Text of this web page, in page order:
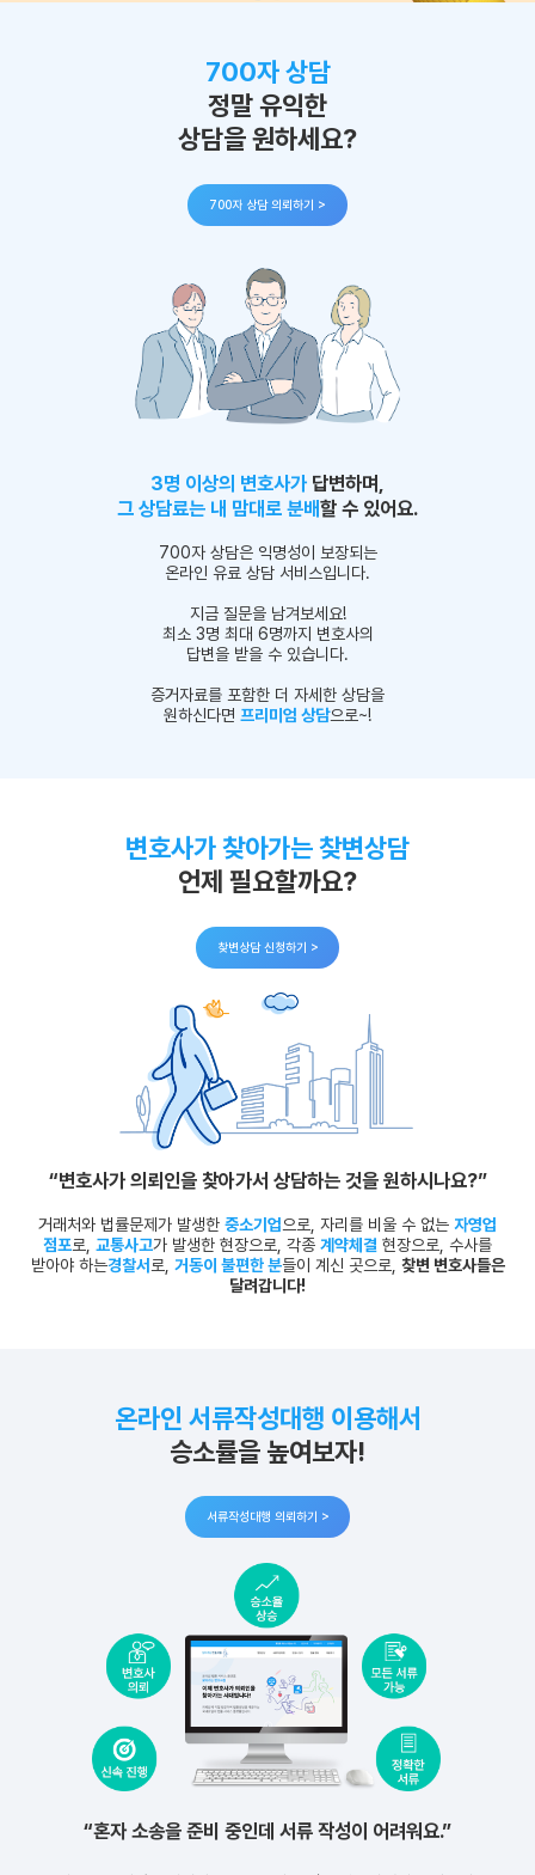
700자 상담
정말 유익한
상담을 원하세요?
700자 상담 의뢰하기 >
3명 이상의 변호사가 답변하며,
그 상담료는 내 맘대로 분배할 수 있어요.
700자 상담은 익명성이 보장되는
온라인 유료 상담 서비스입니다.
지금 질문을 남겨보세요!
최소 3명 최대 6명까지 변호사의
답변을 받을 수 있습니다.
증거자료를 포함한 더 자세한 상담을
원하신다면 프리미엄 상담으로~!
변호사가 찾아가는 찾변상담
언제 필요할까요?
찾변상담 신청하기 >
“변호사가 의뢰인을 찾아가서 상담하는 것을 원하시나요?”
거래처와 법률문제가 발생한 중소기업으로, 자리를 비울 수 없는 자영업
점포로, 교통사고가 발생한 현장으로, 각종 계약체결 현장으로, 수사를
받아야 하는경찰서 로, 거동이 불편한 분들이 계신 곳으로, 찾변 변호사들은
달려갑니다!
온라인 서류작성대행 이용해서
승소률을 높여보자!
서류작성대행 의뢰하기 >
“혼자 소송을 준비 중인데 서류 작성이 어려워요.”